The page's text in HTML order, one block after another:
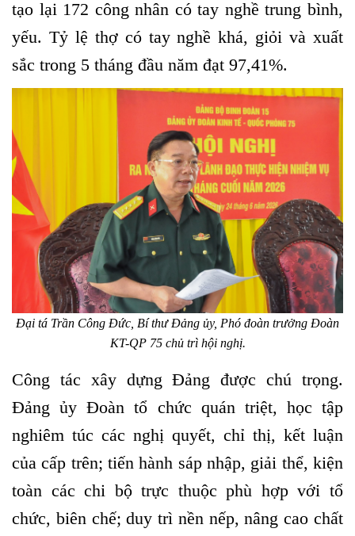
tạo lại 172 công nhân có tay nghề trung bình,
yếu. Tỷ lệ thợ có tay nghề khá, giỏi và xuất
sắc trong 5 tháng đầu năm đạt 97,41%.
Đại tá Trần Công Đức, Bí thư Đảng ủy, Phó đoàn trưởng Đoàn
KT-QP 75 chủ trì hội nghị.
Công tác xây dựng Đảng được chú trọng.
Đảng ủy Đoàn tổ chức quán triệt, học tập
nghiêm túc các nghị quyết, chỉ thị, kết luận
của cấp trên; tiến hành sáp nhập, giải thể, kiện
toàn các chi bộ trực thuộc phù hợp với tổ
chức, biên chế; duy trì nền nếp, nâng cao chất